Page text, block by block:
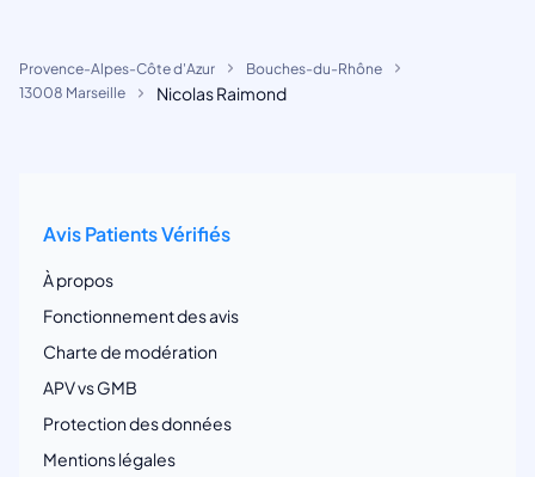
Provence-Alpes-Côte d'Azur
Bouches-du-Rhône
13008 Marseille
Nicolas Raimond
Avis Patients Vérifiés
À propos
Fonctionnement des avis
Charte de modération
APV vs GMB
Protection des données
Mentions légales